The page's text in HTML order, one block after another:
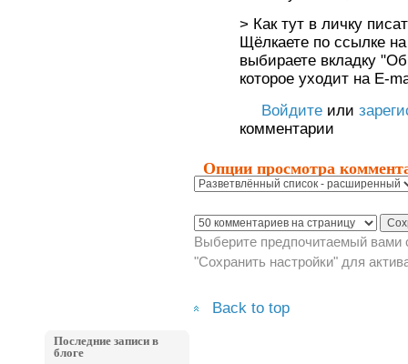
> Как тут в личку
Щёлкаете по ссылке
выбираете вкладку
которое уходит на E-
Войдитеили
комментарии
Опции просмотра
Выберите предпочитаемый вами
"Сохранить настройки" для
Back to top
Последние записи в
блоге